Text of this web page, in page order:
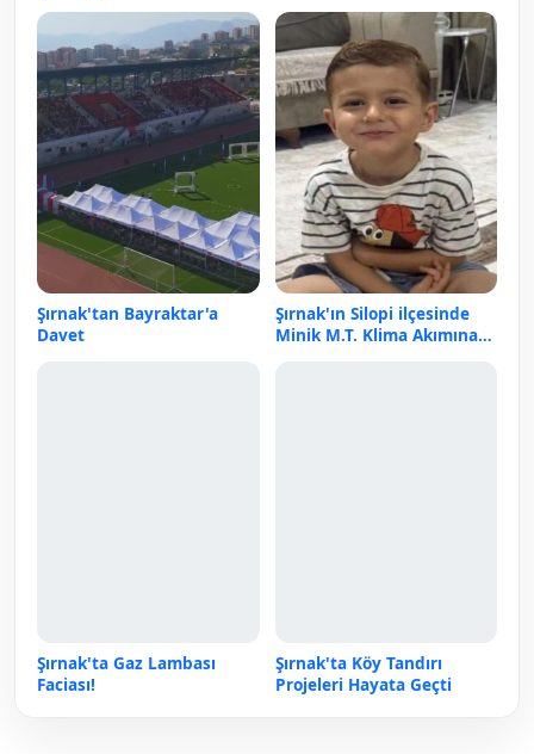
Şırnak'tan Bayraktar'a
Davet
Şırnak'ın Silopi ilçesinde
Minik M.T. Klima Akımına
Şırnak'ta Gaz Lambası
Faciası!
Şırnak'ta Köy Tandırı
Projeleri Hayata Geçti